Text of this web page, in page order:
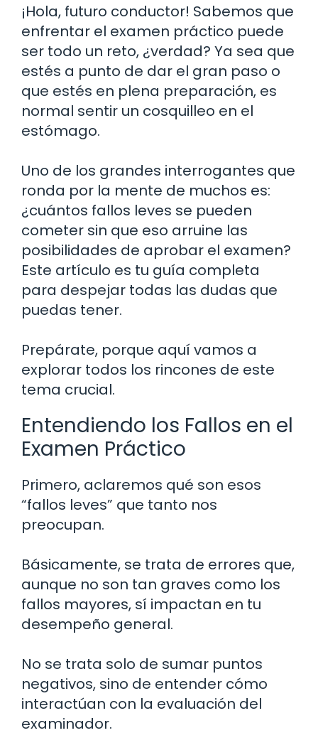
¡Hola, futuro conductor! Sabemos que
enfrentar el examen práctico puede
ser todo un reto, ¿verdad? Ya sea que
estés a punto de dar el gran paso o
que estés en plena preparación, es
normal sentir un cosquilleo en el
estómago.
Uno de los grandes interrogantes que
ronda por la mente de muchos es:
¿cuántos fallos leves se pueden
cometer sin que eso arruine las
posibilidades de aprobar el examen?
Este artículo es tu guía completa
para despejar todas las dudas que
puedas tener.
Prepárate, porque aquí vamos a
explorar todos los rincones de este
tema crucial.
Entendiendo los Fallos en el
Examen Práctico
Primero, aclaremos qué son esos
“fallos leves” que tanto nos
preocupan.
Básicamente, se trata de errores que,
aunque no son tan graves como los
fallos mayores, sí impactan en tu
desempeño general.
No se trata solo de sumar puntos
negativos, sino de entender cómo
interactúan con la evaluación del
examinador.